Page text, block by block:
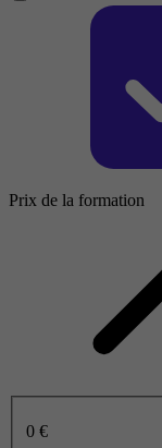
Prix de la formation
0 €